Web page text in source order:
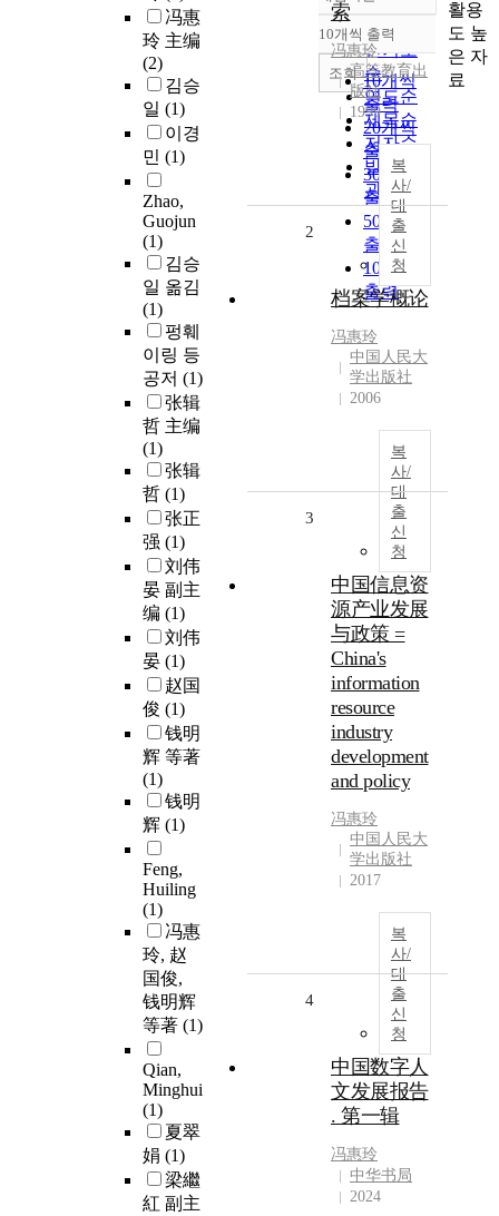
冯惠
玲 主编
(2)
김승
일 (1)
이경
민 (1)
Zhao,
Guojun
(1)
김승
일 옮김
(1)
펑훼
이링 등
공저 (1)
张辑
哲 主编
(1)
张辑
哲 (1)
张正
强 (1)
刘伟
晏 副主
编 (1)
刘伟
晏 (1)
赵国
俊 (1)
钱明
辉 等著
(1)
钱明
辉 (1)
Feng,
Huiling
(1)
冯惠
玲, 赵
国俊,
钱明辉
等著 (1)
Qian,
Minghui
(1)
夏翠
娟 (1)
梁繼
紅 副主
순
인기도
순
연도순
제목순
저자순
발행기
관순
내림차순
10개씩 출력
10개씩
출력
20개씩
출력
30개씩
출력
50개씩
출력
100개씩
출력
조회
索
冯惠玲
高等教育出
版社
1999
복
사/
대
출
신
청
2
档案学概论
冯惠玲
中国人民大
学出版社
2006
복
사/
대
출
신
청
3
中国信息资
源产业发展
与政策 =
China's
information
resource
industry
development
and policy
冯惠玲
中国人民大
学出版社
2017
복
사/
대
출
신
청
4
中国数字人
文发展报告
. 第一辑
冯惠玲
中华书局
2024
활용
도 높
은 자
료